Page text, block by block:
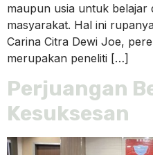
maupun usia untuk belajar
masyarakat. Hal ini
Carina Citra Dewi Joe,
merupakan peneliti […]
Perjuangan
Kesuksesan